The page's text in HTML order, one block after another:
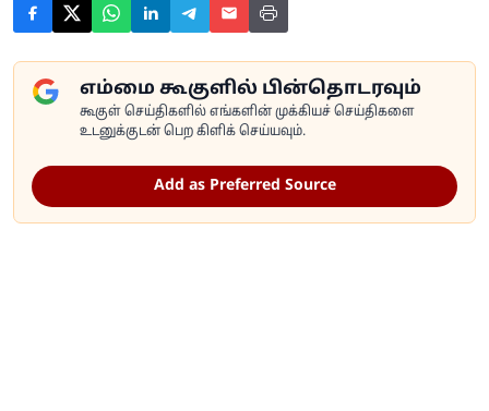
எம்மை கூகுளில் பின்தொடரவும்
கூகுள் செய்திகளில் எங்களின் முக்கியச் செய்திகளை
உடனுக்குடன் பெற கிளிக் செய்யவும்.
Add as Preferred Source